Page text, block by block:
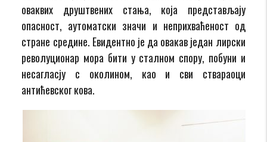
оваквих друштвених стања, која представљају
опасност, аутоматски значи и неприхваћеност од
стране средине. Евидентно је да овакав један лирски
револуционар мора бити у сталном спору, побуни и
несагласју с околином, као и сви ствараоци
антићевског кова.